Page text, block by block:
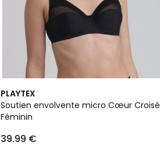
PLAYTEX
Soutien envolvente micro Cœur Croisé
Féminin
39.99 €
4,5
/ 5
2
Cores